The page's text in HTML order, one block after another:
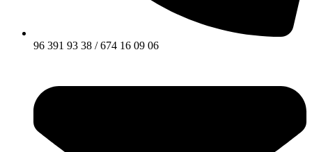
96 391 93 38 / 674 16 09 06